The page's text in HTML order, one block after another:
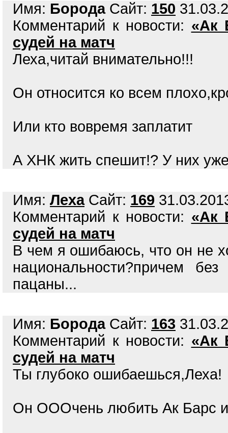
Имя: БородаСайт: 150
Комментарий к новости: «Ак
судей на матч
Леха,читай внимательно!!!
Он относится ко всем
Или кто вовремя заплатит
А ХНК жить спешит!? У них
Имя: ЛехаСайт: 169
Комментарий к новости: «Ак
судей на матч
В чем я ошибаюсь, что он не
национальности?причем
пацаны...
Имя: БородаСайт: 163
Комментарий к новости: «Ак
судей на матч
Ты глубоко ошибаешься,Леха!
Он ОООчень любить Ак Барс